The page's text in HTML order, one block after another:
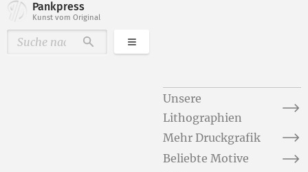
Pankpress
Kunst vom Original
DurchsuchenKategorien
Unsere
Lithographien
Mehr Druckgrafik
Beliebte Motive